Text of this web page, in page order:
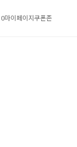
0마이페이지쿠폰존